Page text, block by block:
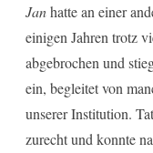
Janhatte an einer
einigen Jahren trotz
abgebrochen und
ein, begleitet von
unserer Institution.
zurecht und konnte